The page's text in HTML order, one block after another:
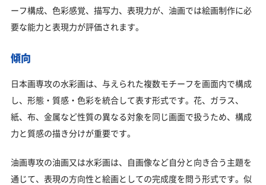
ーフ構成、色彩感覚、描写力、表現力が、油画では絵画制作に必
要な能力と表現力が評価されます。
傾向
日本画専攻の水彩画は、与えられた複数モチーフを画面内で構成
し、形態・質感・色彩を統合して表す形式です。花、ガラス、
紙、布、金属など性質の異なる対象を同じ画面で扱うため、構成
力と質感の描き分けが重要です。
油画専攻の油画又は水彩画は、自画像など自分と向き合う主題を
通じて、表現の方向性と絵画としての完成度を問う形式です。似